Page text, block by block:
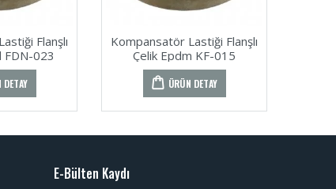
Flanşlı
FDN-023
DETAY
Kompansatör Lastiği Flanşlı
Çelik Epdm KF-015
ÜRÜN DETAY
E-Bülten Kaydı